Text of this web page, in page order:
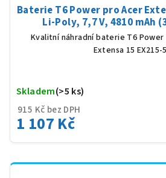
Baterie T6 Power pro Acer
Li-Poly, 7,7 V, 4810 mAh
Kvalitní náhradní baterie T6
Extensa 15 EX215-
915 Kč bez DPH
1 107 Kč
Skladem(>5 ks)